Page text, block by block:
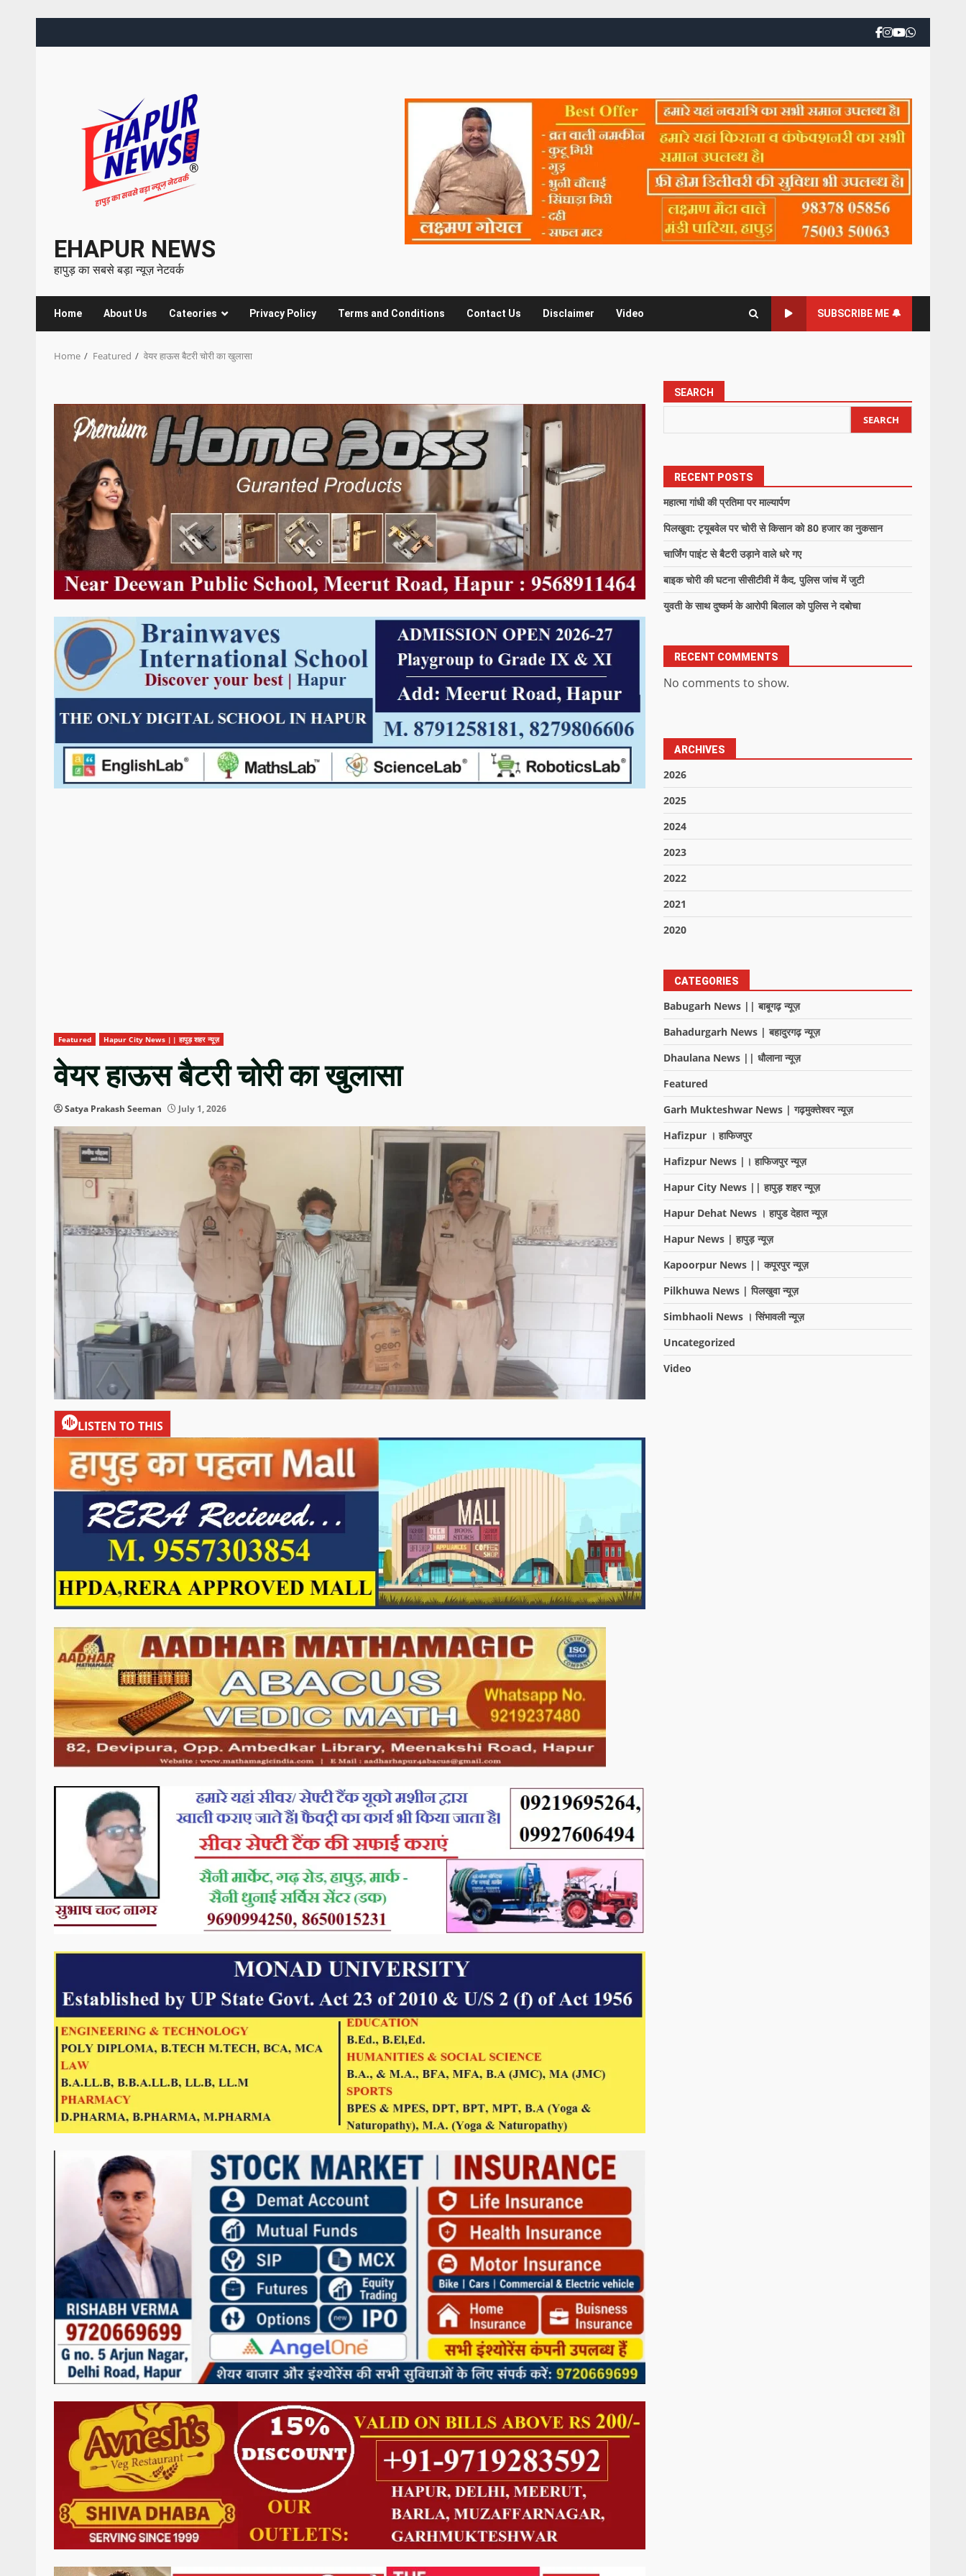
EHAPUR NEWS
हापुड़ का सबसे बड़ा न्यूज़ नेटवर्क
Home About Us Cateories Privacy Policy Terms and Conditions Contact Us Disclaimer Video SUBSCRIBE ME 🔔
Home Featured वेयर हाऊस बैटरी चोरी का खुलासा
Featured Hapur City News || हापुड़ शहर न्यूज़
वेयर हाऊस बैटरी चोरी का खुलासा
Satya Prakash Seeman July 1, 2026
LISTEN TO THIS
SEARCH
SEARCH
RECENT POSTS
महात्मा गांधी की प्रतिमा पर माल्यार्पण
पिलखुवा: ट्यूबवेल पर चोरी से किसान को 80 हजार का नुकसान
चार्जिंग पाइंट से बैटरी उड़ाने वाले धरे गए
बाइक चोरी की घटना सीसीटीवी में कैद, पुलिस जांच में जुटी
युवती के साथ दुष्कर्म के आरोपी बिलाल को पुलिस ने दबोचा
RECENT COMMENTS
No comments to show.
ARCHIVES
2026
2025
2024
2023
2022
2021
2020
CATEGORIES
Babugarh News || बाबूगढ़ न्यूज़
Bahadurgarh News | बहादुरगढ़ न्यूज़
Dhaulana News || धौलाना न्यूज़
Featured
Garh Mukteshwar News | गढ़मुक्तेश्वर न्यूज़
Hafizpur । हाफिजपुर
Hafizpur News |। हाफिजपुर न्यूज़
Hapur City News || हापुड़ शहर न्यूज़
Hapur Dehat News । हापुड देहात न्यूज़
Hapur News | हापुड़ न्यूज़
Kapoorpur News || कपूरपुर न्यूज़
Pilkhuwa News | पिलखुवा न्यूज़
Simbhaoli News । सिंभावली न्यूज़
Uncategorized
Video